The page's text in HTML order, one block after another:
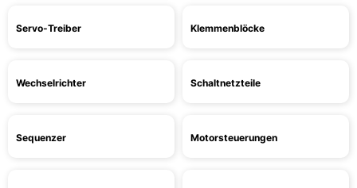
Servo-Treiber Klemmenblöcke
Wechselrichter Schaltnetzteile
Sequenzer Motorsteuerungen